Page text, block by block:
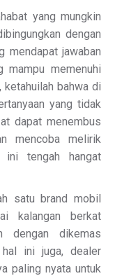
yang mungkin
dengan
mendapat jawaban
memenuhi
ketahuilah bahwa di
yang tidak
dapat menembus
mencoba melirik
tengah hangat
satu brand mobil
kalangan berkat
dengan dikemas
hal ini juga, dealer
paling nyata untuk